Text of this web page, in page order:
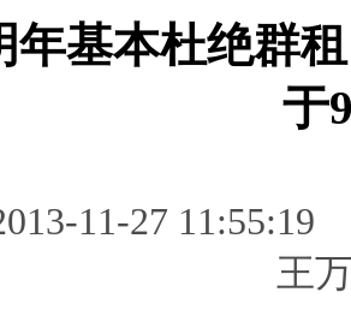
年基本杜绝群
于
11-27
王